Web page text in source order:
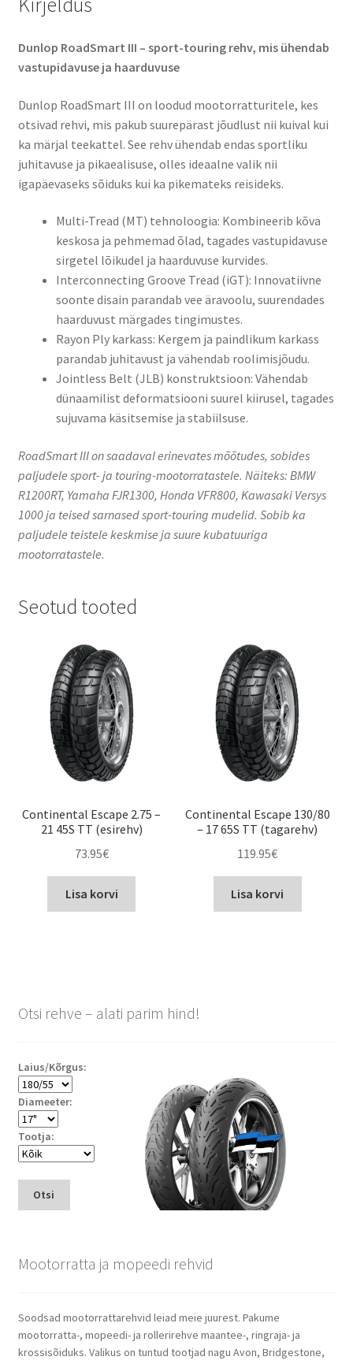
Dunlop RoadSmart III – sport-touring rehv, mis ühendab
vastupidavuse ja haarduvuse​
Dunlop RoadSmart III on loodud mootorratturitele, kes
otsivad rehvi, mis pakub suurepärast jõudlust nii kuival kui
ka märjal teekattel. See rehv ühendab endas sportliku
juhitavuse ja pikaealisuse, olles ideaalne valik nii
igapäevaseks sõiduks kui ka pikemateks reisideks.​
Multi-Tread (MT) tehnoloogia: Kombineerib kõva
keskosa ja pehmemad õlad, tagades vastupidavuse
sirgetel lõikudel ja haarduvuse kurvides.​
Interconnecting Groove Tread (iGT): Innovatiivne
soonte disain parandab vee äravoolu, suurendades
haarduvust märgades tingimustes.​
Rayon Ply karkass: Kergem ja paindlikum karkass
parandab juhitavust ja vähendab roolimisjõudu.​
Jointless Belt (JLB) konstruktsioon: Vähendab
dünaamilist deformatsiooni suurel kiirusel, tagades
sujuvama käsitsemise ja stabiilsuse.​
RoadSmart III on saadaval erinevates mõõtudes, sobides
paljudele sport- ja touring-mootorratastele. Näiteks:​ BMW
R1200RT, Yamaha FJR1300, Honda VFR800, Kawasaki Versys
1000 ja teised sarnased sport-touring mudelid. Sobib ka
paljudele teistele keskmise ja suure kubatuuriga
mootorratastele.​
Seotud tooted
Continental Escape 2.75 –
21 45S TT (esirehv)
73.95€
Lisa korvi
Continental Escape 130/80
– 17 65S TT (tagarehv)
119.95€
Lisa korvi
Otsi rehve – alati parim hind!
Laius/Kõrgus:
Diameeter:
Tootja:
Otsi
Mootorratta ja mopeedi rehvid
Soodsad mootorrattarehvid leiad meie juurest. Pakume
mootorratta-, mopeedi- ja rollerirehve maantee-, ringraja- ja
krossisõiduks. Valikus on tuntud tootjad nagu Avon, Bridgestone,